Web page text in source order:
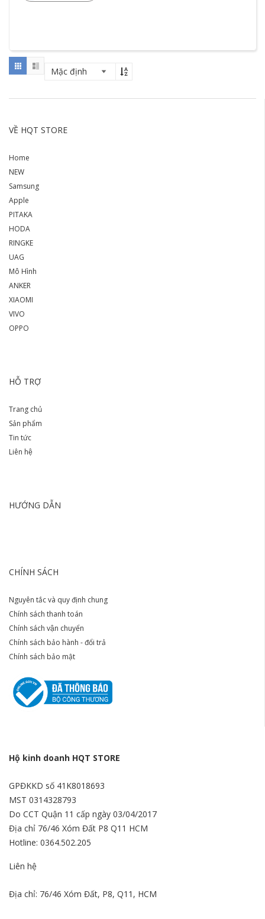
VỀ HQT STORE
Home
NEW
Samsung
Apple
PITAKA
HODA
RINGKE
UAG
Mô Hình
ANKER
XIAOMI
VIVO
OPPO
HỖ TRỢ
Trang chủ
Sản phẩm
Tin tức
Liên hệ
HƯỚNG DẪN
CHÍNH SÁCH
Nguyên tắc và quy định chung
Chính sách thanh toán
Chính sách vận chuyển
Chính sách bảo hành - đổi trả
Chính sách bảo mật
Hộ kinh doanh HQT STORE
GPĐKKD số 41K8018693
MST 0314328793
Do CCT Quận 11 cấp ngày 03/04/2017
Địa chỉ 76/46 Xóm Đất P8 Q11 HCM
Hotline: 0364.502.205
Liên hệ
Địa chỉ: 76/46 Xóm Đất, P8, Q11, HCM